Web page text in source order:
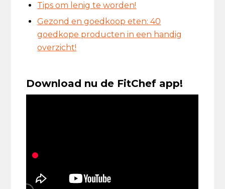
Tips om lenig te worden!
Gezond en goedkoop eten: 40
goedkope producten in een handig
overzicht!
Download nu de FitChef app!